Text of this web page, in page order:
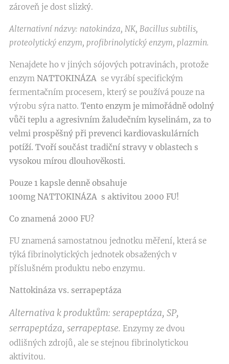
zároveň je dost slizký.
Alternativní názvy: natokináza, NK, Bacillus subtilis,
proteolytický enzym, profibrinolytický enzym, plazmin.
Nenajdete ho v jiných sójových potravinách, protože
enzym NATTOKINÁZA se vyrábí specifickým
fermentačním procesem, který se používá pouze na
výrobu sýra natto. Tento enzym je mimořádně odolný
vůči teplu a agresivním žaludečním kyselinám, za to
velmi prospěšný při prevenci kardiovaskulárních
potíží. Tvoří součást tradiční stravy v oblastech s
vysokou mírou dlouhověkosti.
Pouze 1 kapsle denně obsahuje
100mg NATTOKINÁZA s aktivitou 2000 FU!
Co znamená 2000 FU?
FU znamená samostatnou jednotku měření, která se
týká fibrinolytických jednotek obsažených v
příslušném produktu nebo enzymu.
Nattokináza vs. serrapeptáza
Alternativa k produktům: serapeptáza, SP,
serrapeptáza, serrapeptase. Enzymy ze dvou
odlišných zdrojů, ale se stejnou fibrinolytickou
aktivitou.